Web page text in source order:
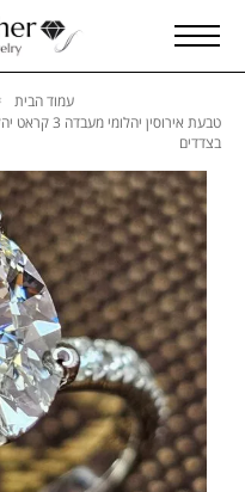
עמוד הבית
טבעת אירוסין יהלומי מעבדה 3 קראט יהלום מרכזית אובאל ועוד 0.4 קראט יהלומים
בצדדים